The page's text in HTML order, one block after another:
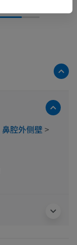
鼻腔外侧壁 >